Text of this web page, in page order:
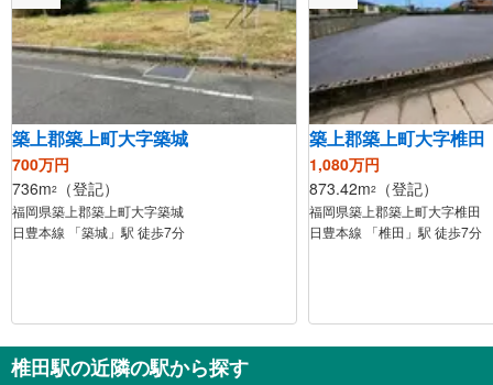
築上郡築上町大字築城
700万円
736m2 （登記）
福岡県築上郡築上町大字築城
日豊本線 「築城」駅 徒歩7分
築上郡築上町大字椎田
1,080万円
873.42m2 （登記）
福岡県築上郡築上町大字椎田
日豊本線 「椎田」駅 徒歩7分
椎田駅の近隣の駅から探す